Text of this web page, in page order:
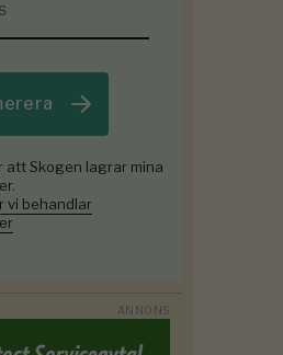
att Skogen lagrar mina
vi behandlar